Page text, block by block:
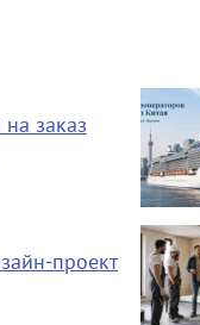
на заказ
проект